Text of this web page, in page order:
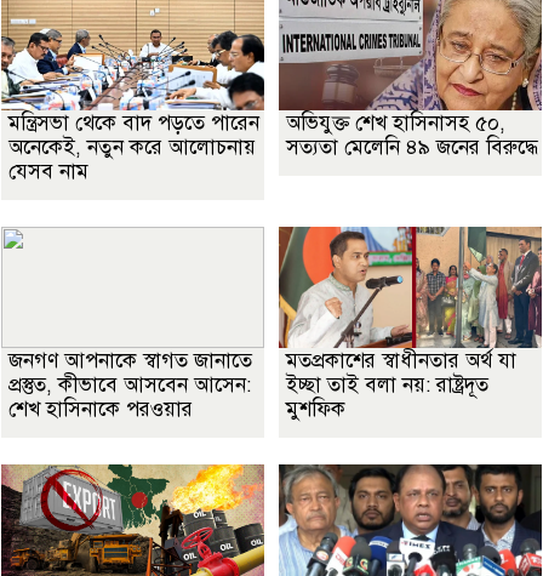
মন্ত্রিসভা থেকে বাদ পড়তে পারেন
অনেকেই, নতুন করে আলোচনায়
যেসব নাম
অভিযুক্ত শেখ হাসিনাসহ ৫০,
সত্যতা মেলেনি ৪৯ জনের বিরুদ্ধে
জনগণ আপনাকে স্বাগত জানাতে
প্রস্তুত, কীভাবে আসবেন আসেন:
শেখ হাসিনাকে পরওয়ার
মতপ্রকাশের স্বাধীনতার অর্থ যা
ইচ্ছা তাই বলা নয়: রাষ্ট্রদূত
মুশফিক